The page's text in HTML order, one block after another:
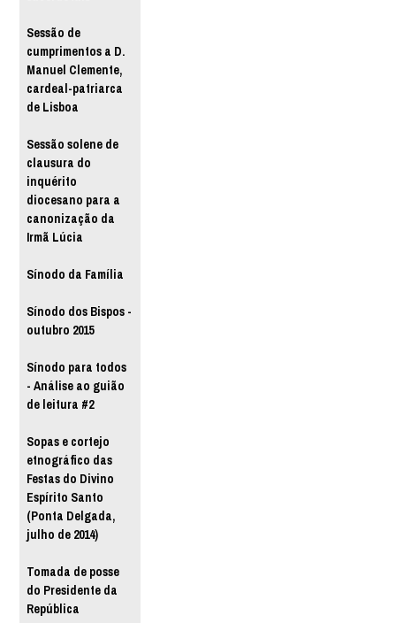
Sessão de
cumprimentos a D.
Manuel Clemente,
cardeal-patriarca
de Lisboa
Sessão solene de
clausura do
inquérito
diocesano para a
canonização da
Irmã Lúcia
Sínodo da Família
Sínodo dos Bispos -
outubro 2015
Sínodo para todos
- Análise ao guião
de leitura #2
Sopas e cortejo
etnográfico das
Festas do Divino
Espírito Santo
(Ponta Delgada,
julho de 2014)
Tomada de posse
do Presidente da
República